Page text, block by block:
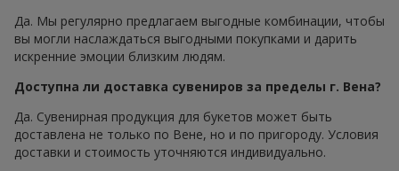
Да. Мы регулярно предлагаем выгодные комбинации, чтобы
вы могли наслаждаться выгодными покупками и дарить
искренние эмоции близким людям.
Доступна ли доставка сувениров за пределы г. Вена?
Да. Сувенирная продукция для букетов может быть
доставлена не только по Вене, но и по пригороду. Условия
доставки и стоимость уточняются индивидуально.